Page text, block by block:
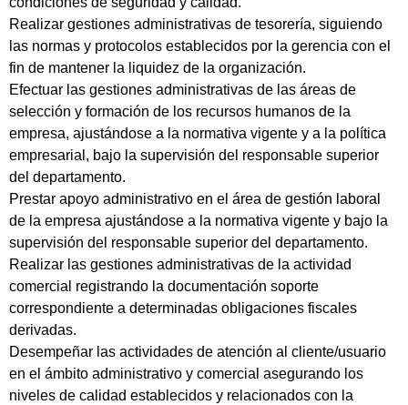
Realizar gestiones administrativas de tesorería, siguiendo
las normas y protocolos establecidos por la gerencia con el
fin de mantener la liquidez de la organización.
Efectuar las gestiones administrativas de las áreas de
selección y formación de los recursos humanos de la
empresa, ajustándose a la normativa vigente y a la política
empresarial, bajo la supervisión del responsable superior
del departamento.
Prestar apoyo administrativo en el área de gestión laboral
de la empresa ajustándose a la normativa vigente y bajo la
supervisión del responsable superior del departamento.
Realizar las gestiones administrativas de la actividad
comercial registrando la documentación soporte
correspondiente a determinadas obligaciones fiscales
derivadas.
Desempeñar las actividades de atención al cliente/usuario
en el ámbito administrativo y comercial asegurando los
niveles de calidad establecidos y relacionados con la